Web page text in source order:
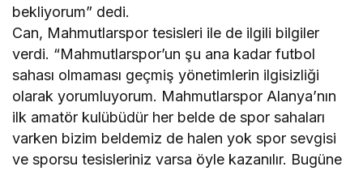
bekliyorum” dedi.
Can, Mahmutlarspor tesisleri ile de ilgili bilgiler
verdi. “Mahmutlarspor’un şu ana kadar futbol
sahası olmaması geçmiş yönetimlerin ilgisizliği
olarak yorumluyorum. Mahmutlarspor Alanya’nın
ilk amatör kulübüdür her belde de spor sahaları
varken bizim beldemiz de halen yok spor sevgisi
ve sporsu tesisleriniz varsa öyle kazanılır. Bugüne